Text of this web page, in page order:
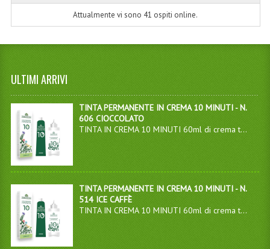
Attualmente vi sono 41 ospiti online.
ULTIMI ARRIVI
TINTA PERMANENTE IN CREMA 10 MINUTI - N.
606 CIOCCOLATO
TINTA IN CREMA 10 MINUTI 60ml di crema t...
TINTA PERMANENTE IN CREMA 10 MINUTI - N.
514 ICE CAFFÈ
TINTA IN CREMA 10 MINUTI 60ml di crema t...